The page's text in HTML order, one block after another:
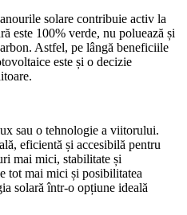
solare contribuie activ la
este 100% verde, nu poluează și
Astfel, pe lângă beneficiile
este și o decizie
sau o tehnologie a viitorului.
eficientă și accesibilă pentru
mai mici, stabilitate și
tot mai mici și posibilitatea
solară într-o opțiune ideală